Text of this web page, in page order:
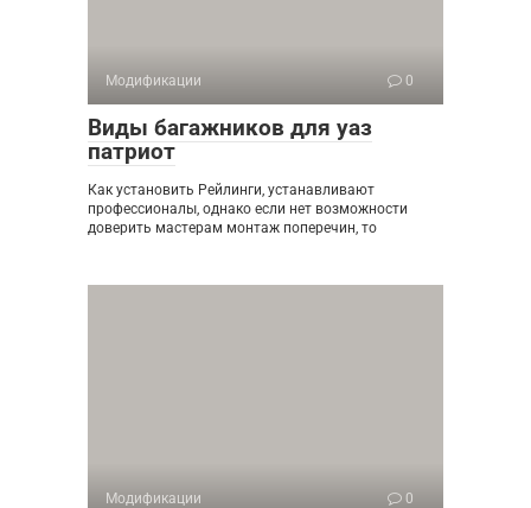
Модификации 0
Виды багажников для уаз
патриот
Как установить Рейлинги, устанавливают
профессионалы, однако если нет возможности
доверить мастерам монтаж поперечин, то
Модификации 0